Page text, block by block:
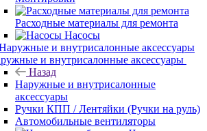
Расходные материалы для ремонта
Насосы
и внутрисалонные аксессуары
Назад
Наружные и внутрисалонные
аксессуары
Ручки КПП / Лентяйки (Ручки на руль)
Автомобильные вентиляторы